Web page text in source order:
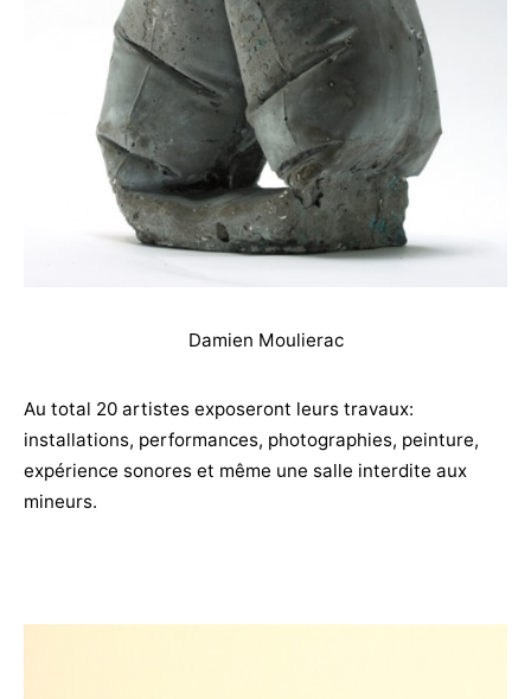
Damien Moulierac
Au total 20 artistes exposeront leurs travaux:
installations, performances, photographies, peinture,
expérience sonores et même une salle interdite aux
mineurs.